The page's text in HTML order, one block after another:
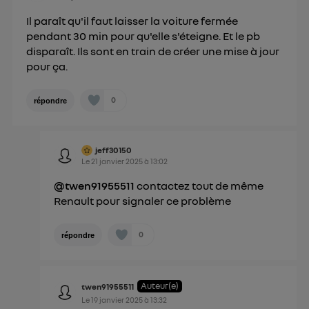
Il paraît qu'il faut laisser la voiture fermée
pendant 30 min pour qu'elle s'éteigne. Et le pb
disparaît. Ils sont en train de créer une mise à jour
pour ça.
répondre 0
jeff30150
Le 21 janvier 2025à13:02
@twen91955511contactez tout de même
Renault pour signaler ce problème
répondre 0
twen91955511 Auteur(e)
Le19 janvier 2025à13:32
Pour une connexion mobile
Vous pouvez à tout moment retirer ce
consentement surle portail d’Utiq("
") ou via la page « gérer Utiq » en bas de ce site.
Politique d'information sur les données